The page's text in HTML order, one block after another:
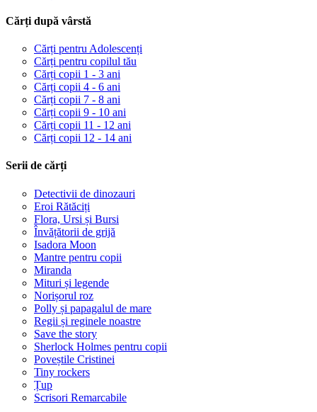
Cărți după vârstă
Cărți pentru Adolescenți
Cărți pentru copilul tău
Cărți copii 1 - 3 ani
Cărți copii 4 - 6 ani
Cărți copii 7 - 8 ani
Cărți copii 9 - 10 ani
Cărți copii 11 - 12 ani
Cărți copii 12 - 14 ani
Serii de cărți
Detectivii de dinozauri
Eroi Rătăciți
Flora, Ursi și Bursi
Învățătorii de grijă
Isadora Moon
Mantre pentru copii
Miranda
Mituri și legende
Norișorul roz
Polly și papagalul de mare
Regii și reginele noastre
Save the story
Sherlock Holmes pentru copii
Poveștile Cristinei
Tiny rockers
Țup
Scrisori Remarcabile